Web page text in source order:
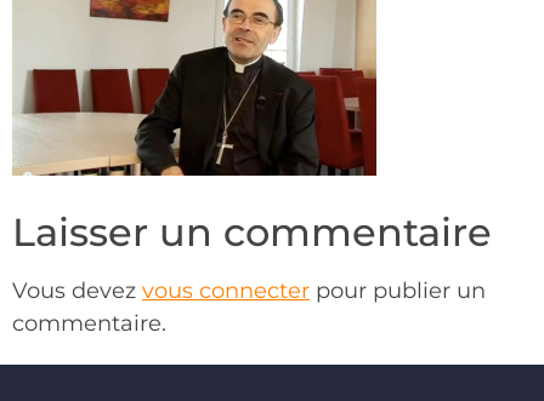
Laisser un commentaire
Vous devez vous connecter pour publier un
commentaire.